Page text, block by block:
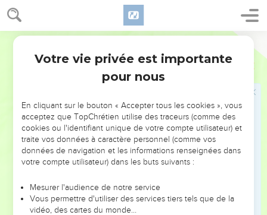
Genèse 31
47 Laban l'appela Jegar-Sahadutha, et Jacob l'appela Galed.
Laban dit : « Que ce tas serve aujourd'hui de témoignage
On l'appelle aussi Mitspa, parce que Laban dit : « Que
perdus de vue, tous les deux.
Si tu maltraites mes filles et si tu prends encore d'autres
femmes, ce n'est pas un homme qui sera avec nous, fais-y
bien attention ! C'est Dieu qui sera témoin entre toi et moi. »
monument que j'ai placés entre toi et moi :
ils seront témoins que je ne dépasserai pas ce tas dans ta
Votre vie privée est importante
pour nous
En cliquant sur le bouton « Accepter tous les cookies », vous
acceptez que TopChrétien utilise des traceurs (comme des
cookies ou l'identifiant unique de votre compte utilisateur) et
traite vos données à caractère personnel (comme vos
données de navigation et les informations renseignées dans
votre compte utilisateur) dans les buts suivants :
Mesurer l'audience de notre service
Vous permettre d'utiliser des services tiers tels que de la
vidéo, des cartes du monde…